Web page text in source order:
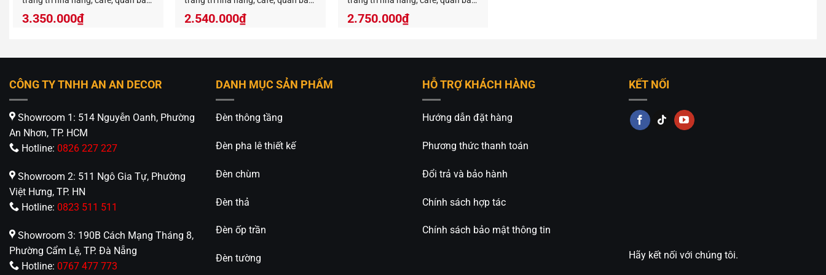
Nếu Mẫu đèn gỗ nửa cầu thả trần trang trí phòng khách cực đẹp này không đáp ứng được yêu cầu thiết kế của bạn. Bạn có thể
xem thêm các sản phẩm đèn gỗ khác trong cùng danh mục
412 Phạm Văn Đồng, P.11, Q.Bình Thạnh, Tp.Hồ Chí Minh
https://anandecor.vn/
3.350.000₫ 2.540.000₫ 2.750.000₫
CÔNG TY TNHH AN AN DECOR
Showroom 1: 514 Nguyễn Oanh, Phường
An Nhơn, TP. HCM
Hotline: 0826 227 227
Showroom 2: 511 Ngô Gia Tự, Phường
Việt Hưng, TP. HN
Hotline: 0823 511 511
Showroom 3: 190B Cách Mạng Tháng 8,
Phường Cẩm Lệ, TP. Đà Nẵng
Hotline: 0767 477 773
DANH MỤC SẢN PHẨM
Đèn thông tầng
Đèn pha lê thiết kế
Đèn chùm
Đèn thả
Đèn ốp trần
Đèn tường
HỖ TRỢ KHÁCH HÀNG
Hướng dẫn đặt hàng
Phương thức thanh toán
Đổi trả và bảo hành
Chính sách hợp tác
Chính sách bảo mật thông tin
KẾT NỐI
Hãy kết nối với chúng tôi.